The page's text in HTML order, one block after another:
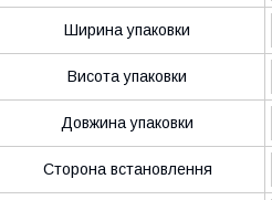
Ширина упаковки
Висота упаковки
Довжина упаковки
Сторона встановлення